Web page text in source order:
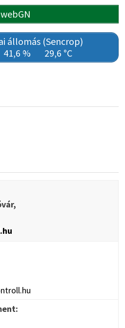
webGN
állomás (Sencrop)
41,6 % 29,6 °C